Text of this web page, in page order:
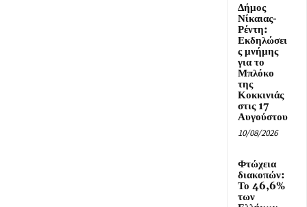
Δήμος
Νίκαιας-
Ρέντη:
Εκδηλώσει
ς μνήμης
για το
Μπλόκο
της
Κοκκινιάς
στις 17
Αυγούστου
10/08/2026
Φτώχεια
διακοπών:
Το 46,6%
των